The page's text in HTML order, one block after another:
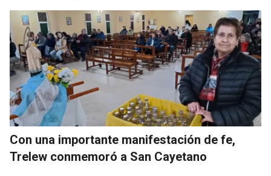
Con una importante manifestación de fe,
Trelew conmemoró a San Cayetano